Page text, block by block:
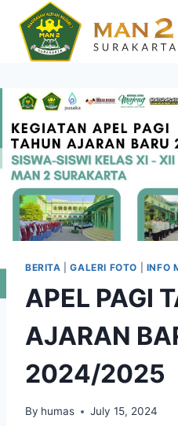
content
BERITA |GALERI FOTO INFO
APEL PAGI
AJARAN
2024/2025
By humas July 15, 2024